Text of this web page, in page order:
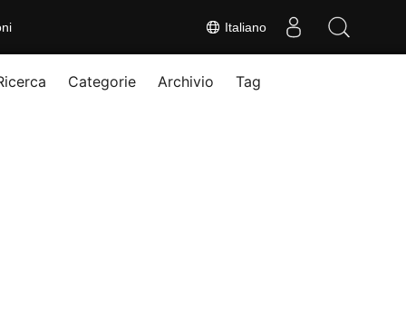
Italiano
Categorie Archivio Tag